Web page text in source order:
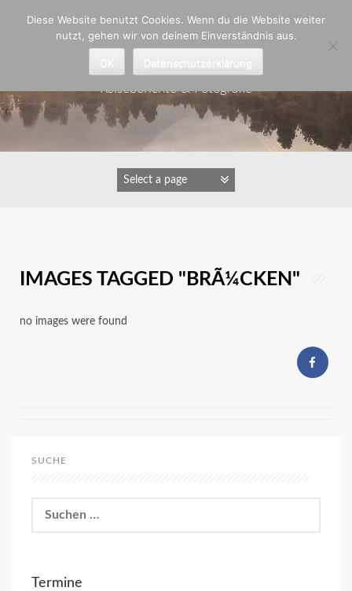
Astrid Padberg
Reiseberichte & Fotografie
IMAGES TAGGED "BRÃ¼CKEN"
no images were found
SUCHE
nach:
Termine
Diese Website benutzt Cookies. Wenn du die Website weiter
nutzt, gehen wir von deinem Einverständnis aus.